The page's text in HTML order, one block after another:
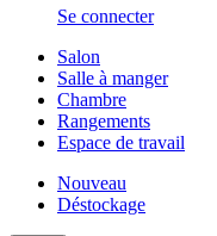
Se connecter
Salon
Salle à manger
Chambre
Rangements
Espace de travail
Nouveau
Déstockage